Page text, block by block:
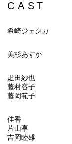
CAST
希崎ジェシカ
美杉あすか
疋田紗也
藤村容子
藤岡範子
佳香
片山享
吉岡睦雄